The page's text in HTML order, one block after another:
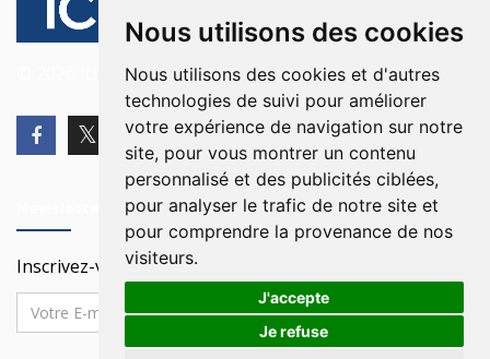
Nous utilisons des cookies
Nous utilisons des cookies et d'autres
technologies de suivi pour améliorer
votre expérience de navigation sur notre
site, pour vous montrer un contenu
personnalisé et des publicités ciblées,
pour analyser le trafic de notre site et
pour comprendre la provenance de nos
visiteurs.
J'accepte
Je refuse
© 2026 Ici Beyrouth. Tous les droits sont réservés.
Inscrivez-vous à notre Newsletter